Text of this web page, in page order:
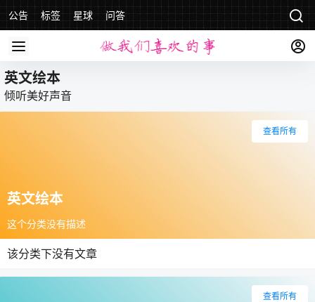
公告 标签 星球 问答
英文绘本
倾听美好声音
英文绘本
这个分类没有描述
查看所有
该分类下没有文章
查看所有